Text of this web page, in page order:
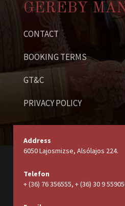
GEREBY
CONTACT
BOOKING TERMS
GT&C
PRIVACY POLICY
Address
6050 Lajosmizse, Alsólajos 224.
Telefon
+ (36) 76 356555, + (36) 30 9